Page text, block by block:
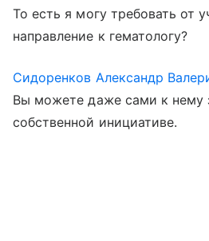
То есть я могу требовать от
направление к гематологу?
Сидоренков Александр
Вы можете даже сами к нему
собственной инициативе.